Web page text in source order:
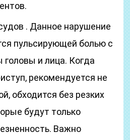
. Данное нарушение
пульсирующей болью с
головы и лица. Когда
рекомендуется не
обходится без резких
будут только
Важно